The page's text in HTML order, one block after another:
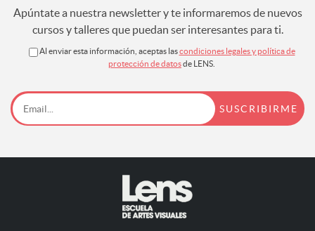
Apúntate a nuestra newsletter y te informaremos de nuevos
cursos y talleres que puedan ser interesantes para ti.
Al enviar esta información, aceptas lascondiciones legales y política de
protección de datosde LENS.